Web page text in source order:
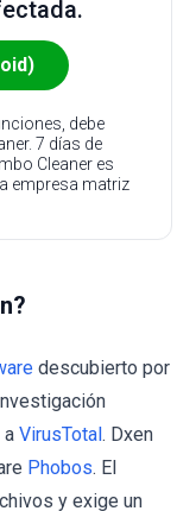
debe
7 días de
Cleaner es
empresa matriz
descubierto por
a VirusTotal. Dxen
Phobos. El
y exige un